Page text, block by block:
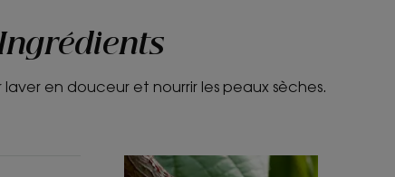
en douceur et nourrir les peaux sèches.